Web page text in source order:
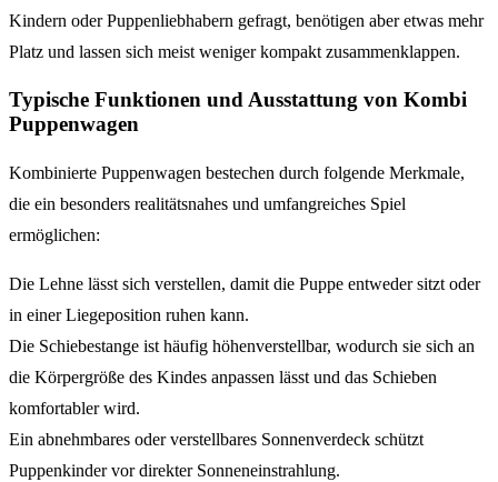
Kindern oder Puppenliebhabern gefragt, benötigen aber etwas mehr
Platz und lassen sich meist weniger kompakt zusammenklappen.
Typische Funktionen und Ausstattung von Kombi
Puppenwagen
Kombinierte Puppenwagen bestechen durch folgende Merkmale,
die ein besonders realitätsnahes und umfangreiches Spiel
ermöglichen:
Die Lehne lässt sich verstellen, damit die Puppe entweder sitzt oder
in einer Liegeposition ruhen kann.
Die Schiebestange ist häufig höhenverstellbar, wodurch sie sich an
die Körpergröße des Kindes anpassen lässt und das Schieben
komfortabler wird.
Ein abnehmbares oder verstellbares Sonnenverdeck schützt
Puppenkinder vor direkter Sonneneinstrahlung.